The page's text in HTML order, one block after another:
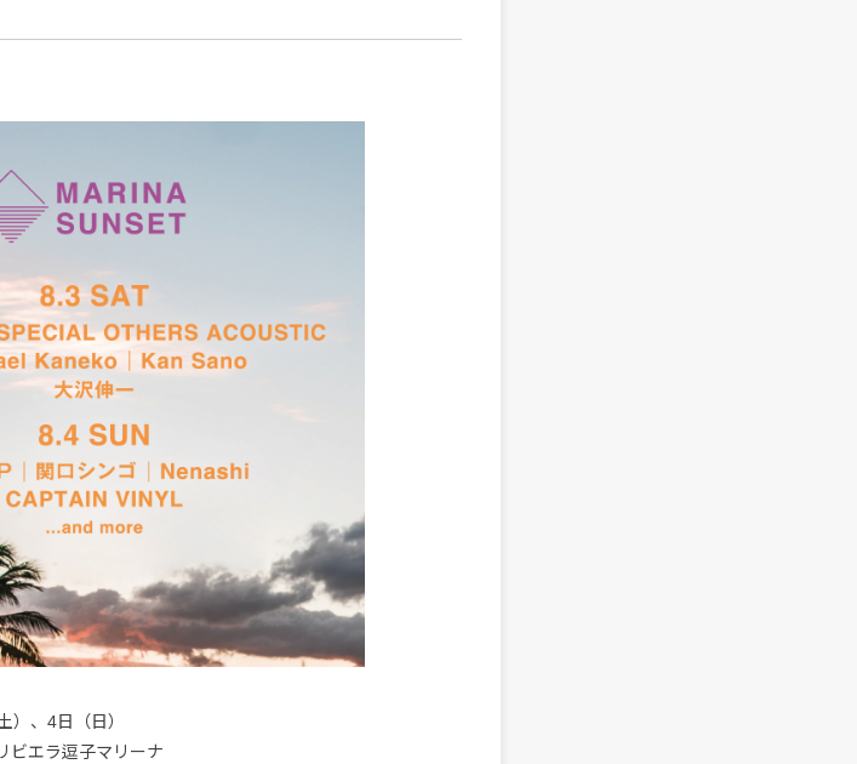
）、4日（日）
ビエラ逗子マリーナ